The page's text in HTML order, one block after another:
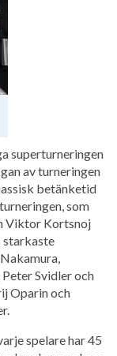
superturneringen
av turneringen
betänketid
som
Viktor Kortsnoj
starkaste
Svidler och
Oparin och
spelare har 45